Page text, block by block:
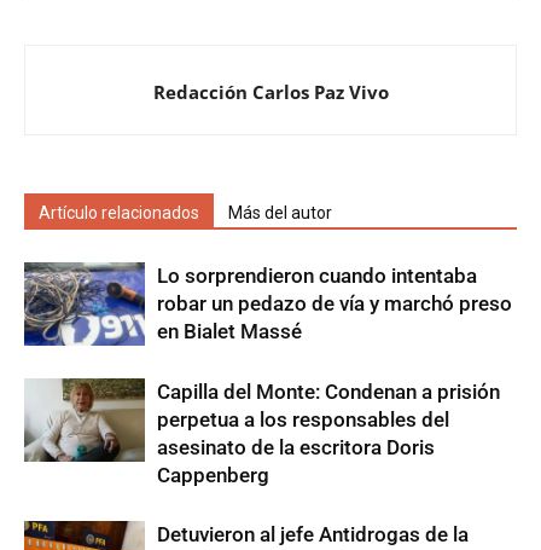
Redacción Carlos Paz Vivo
Artículo relacionados Más del autor
Lo sorprendieron cuando intentaba
robar un pedazo de vía y marchó preso
en Bialet Massé
Capilla del Monte: Condenan a prisión
perpetua a los responsables del
asesinato de la escritora Doris
Cappenberg
Detuvieron al jefe Antidrogas de la